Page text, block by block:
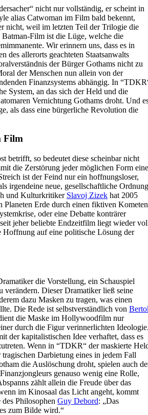
nicht nur vollständig, er scheint in
alias Catwoman im Film bald bekennt,
nicht, weil im letzten Teil der Trilogie die
Batman-Film ist die Lüge, welche die
Wir erinnern uns, dass es in
allerorts geachteten Staatsanwalts
der Bürger Gothams nicht zu
der Menschen nun allein von der
Finanzsystems abhängig. In
System, an das sich der Held und die
Vernichtung Gothams droht. Und
als dass eine bürgerliche Revolution die
Film
betrifft, so bedeutet diese scheinbar nicht
die Zerstörung jeder möglichen Form
ist der Feind nur ein hoffnungsloser,
irgendeine neue, gesellschaftliche Ordnung
und Kulturkritiker Slavoj Zizek hat 2005
Planeten Erde durch einen fiktiven Kometen
oder eine Debatte konträrer
jeher beliebte Endzeitfilm liegt wieder
auf eine politische Lösung der
die Vorstellung, ein Schauspiel
verändern. Dieser Dramatiker ließ seine
dazu Masken zu tragen, was einen
Die Rede ist selbstverständlich von
die Maske im Hollywoodfilm nur
durch die Figur verinnerlichten Ideologie.
der kapitalistischen Idee verhaftet, dass es
Wenn in “TDKR“ der maskierte
Darbietung eines in jedem Fall
die Auslöschung droht, spielen auch
genauso wenig eine Rolle,
zählt allein die Freude über das
im Kinosaal das Licht angeht, kommt
Philosophen Guy Debord: „Das
zum Bilde wird.“